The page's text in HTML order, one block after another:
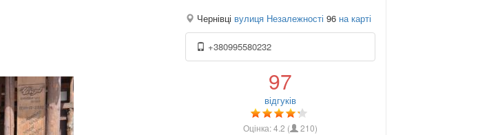
Чернівці вулиця Незалежності 96 на карті
+380995580232
97
відгуків
Оцінка:4.2 ( 210)